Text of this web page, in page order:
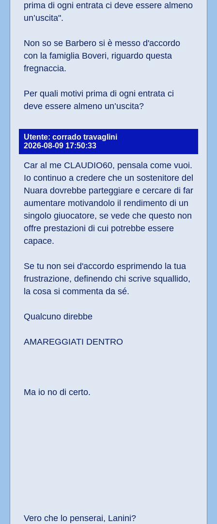
prima di ogni entrata ci deve essere almeno
un’uscita".
Non so se Barbero si è messo d'accordo
con la famiglia Boveri, riguardo questa
fregnaccia.
Per quali motivi prima di ogni entrata ci
deve essere almeno un’uscita?
Utente: corrado travaglini
2026-08-09 17:50:33
Car al me CLAUDIO60, pensala come vuoi.
Io continuo a credere che un sostenitore del
Nuara dovrebbe parteggiare e cercare di far
aumentare motivandolo il rendimento di un
singolo giuocatore, se vede che questo non
offre prestazioni di cui potrebbe essere
capace.
Se tu non sei d'accordo esprimendo la tua
frustrazione, definendo chi scrive squallido,
la cosa si commenta da sé.
Qualcuno direbbe
AMAREGGIATI DENTRO
Ma io no di certo.
Vero che lo penserai, Lanini?